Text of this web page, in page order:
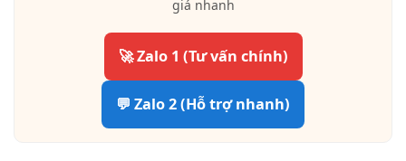
giá nhanh
🚀 Zalo 1 (Tư vấn chính)
💬 Zalo 2 (Hỗ trợ nhanh)